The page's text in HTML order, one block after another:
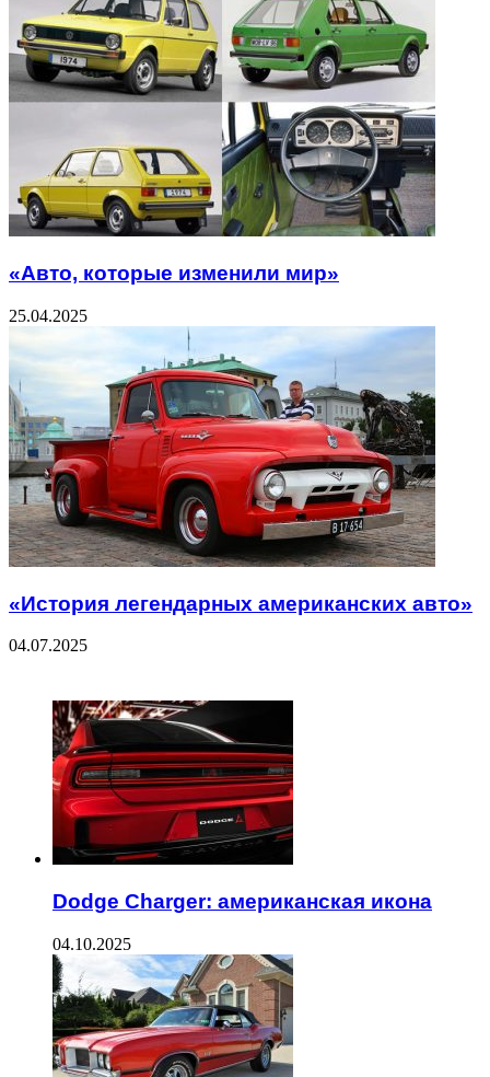
«Авто, которые изменили мир»
25.04.2025
«История легендарных американских авто»
04.07.2025
Dodge Charger: американская икона
04.10.2025